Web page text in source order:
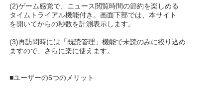
(2)ゲーム感覚で、ニュース閲覧時間の節約を楽しめる
タイムトライアル機能付き。画面下部では、本サイト
を開いてからの秒数を計測表示します。
(3)再訪問時には「既読管理」機能で未読のみに絞り込め
ますので、さらに楽に使えます。
■ユーザーの5つのメリット